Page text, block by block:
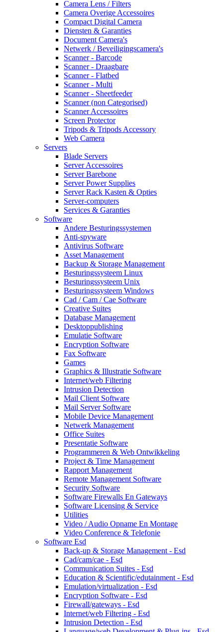
Camera Lens / Filters
Camera Overige Accessoires
Compact Digital Camera
Diensten & Garanties
Document Camera's
Netwerk / Beveiligingscamera's
Scanner - Barcode
Scanner - Draagbare
Scanner - Flatbed
Scanner - Multi
Scanner - Sheetfeeder
Scanner (non Categorised)
Scanner Accessoires
Screen Protector
Tripods & Tripods Accessory
Web Camera
Servers
Blade Servers
Server Accessoires
Server Barebone
Server Power Supplies
Server Rack Kasten & Opties
Server-computers
Services & Garanties
Software
Andere Besturingssystemen
Anti-spyware
Antivirus Software
Asset Management
Backup & Storage Management
Besturingssysteem Linux
Besturingssysteem Unix
Besturingssysteem Windows
Cad / Cam / Cae Software
Creative Suites
Database Management
Desktoppublishing
Emulatie Software
Encryption Software
Fax Software
Games
Graphics & Illustratie Software
Internet/web Filtering
Intrusion Detection
Mail Client Software
Mail Server Software
Mobile Device Management
Netwerk Management
Office Suites
Presentatie Software
Programmeren & Web Ontwikkeling
Project & Time Management
Rapport Management
Remote Management Software
Security Software
Software Firewalls En Gateways
Software Licensing & Service
Utilities
Video / Audio Opname En Montage
Video Conference & Telefonie
Software Esd
Back-up & Storage Management - Esd
Cad/cam/cae - Esd
Communication Suites - Esd
Education & Scientific/edutainment - Esd
Emulation/virtualization - Esd
Encryption Software - Esd
Firewall/gateways - Esd
Internet/web Filtering - Esd
Intrusion Detection - Esd